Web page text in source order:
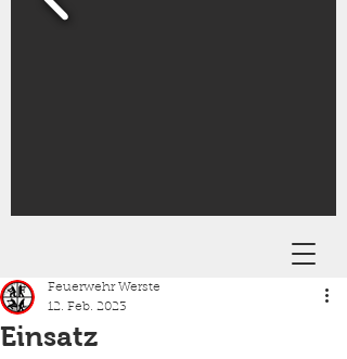
Einsatz
Feuerwehr Werste
12. Feb. 2023